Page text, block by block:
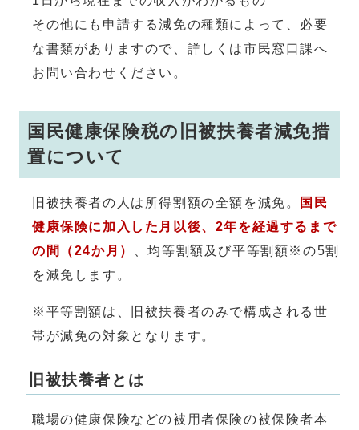
その他にも申請する減免の種類によって、必要
な書類がありますので、詳しくは市民窓口課へ
お問い合わせください。
国民健康保険税の旧被扶養者減免措
置について
旧被扶養者の人は所得割額の全額を減免。
国民
健康保険に加入した月以後、2年を経過するまで
の間（24か月）
、均等割額及び平等割額※の5割
を減免します。
※平等割額は、旧被扶養者のみで構成される世
帯が減免の対象となります。
旧被扶養者とは
職場の健康保険などの被用者保険の被保険者本